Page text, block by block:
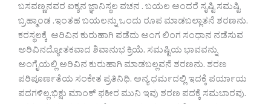
ಬಸವಣ್ಣನವರ ಐಕ್ಯನ ಜ್ಞಾನಿಸ್ಥಲ ವಚನ . ಬಯಲ ಅಂದರೆ ಸೃಷ್ಟಿ ಸಮಷ್ಟಿ
ಬ್ರಹ್ಮಾಂಡ .ಇಂತಹ ಬಯಲನ್ನು ಒಂದು ರೂಪ ಮಾಡಬಲ್ಲಾತನೆ ಶರಣನು.
ಕರಸ್ಥಲಕ್ಕೆ ಅರಿವಿನ ಕುರುಹಾಗಿ ಪಡೆದು ಅಂಗ ಲಿಂಗ ಸಂಧಾನ ನಡೆಸುವ
ಅರಿವಿನದ್ಯೋತಕವಾದ ಶಿವಾನುಭ ಕ್ರಿಯೆ. ಸಮಷ್ಟಿಯ ಭಾವವನ್ನು
ಅಂಗೈಯಲ್ಲಿ ಅರಿವಿನ ಕುರುಹಾಗಿ ಮಾಡಬಲ್ಲವನೆ ಶರಣನು. ಶರಣ
ಪರಿಪೂರ್ಣತೆಯ ಸಂಕೇತ ಪ್ರತಿನಿಧಿ. ಅನ್ಯ ಧರ್ಮದಲ್ಲಿ ಇದಕ್ಕೆ ಪರ್ಯಾಯ
ಪದಗಳಿಲ್ಲ.ಭಿಕ್ಷು ಮಾಂಕ್ ಫಕೀರ ಮುನಿ ಇವು ಶರಣ ಪದಕ್ಕೆ ಸಮಬಾರವು.